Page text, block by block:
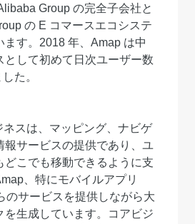
Group の完全子会社と
の E コマースエコシステ
ます。2018 年、Amap は中
として初めて日次ユーザー数
た。
スは、マッピング、ナビゲ
報サービスの提供であり、ユ
どこでも移動できるように支
、特にモバイルアプリ
のサービスを提供しながら大
を生成しています。コアビジ